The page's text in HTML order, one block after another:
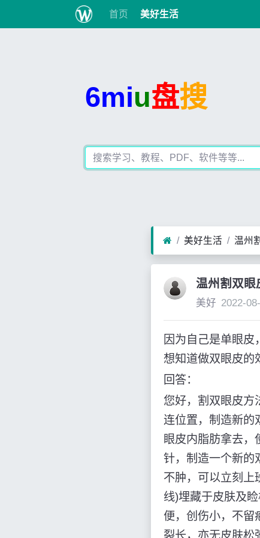
首页 美好生活
6miu盘搜
美好生活 温州
温州割双眼
美好 2022-
因为自己是单眼
想知道做双眼皮的
回答：
您好，割双眼皮方
连位置，制造新的
眼皮内脂肪拿去，
针，制造一个新的
不肿，可以立刻上
线)埋藏于皮肤及
便，创伤小，不留